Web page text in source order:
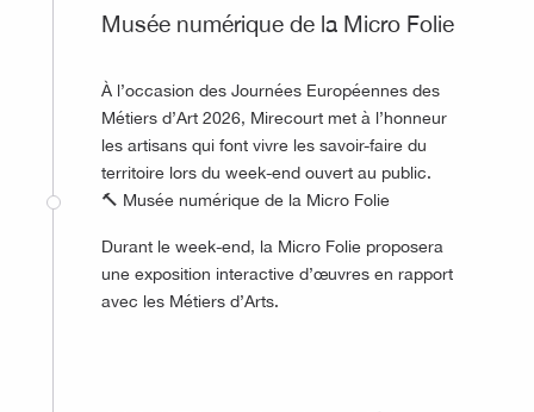
Musée numérique de la Micro Folie
À l’occasion des Journées Européennes des
Métiers d’Art 2026, Mirecourt met à l’honneur
les artisans qui font vivre les savoir-faire du
territoire lors du week-end ouvert au public.
🔨 Musée numérique de la Micro Folie
Durant le week-end, la Micro Folie proposera
une exposition interactive d’œuvres en rapport
avec les Métiers d’Arts.